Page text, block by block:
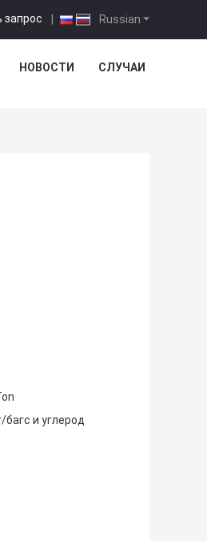
Russian
запрос |
НОВОСТИ СЛУЧАИ
багс и углерод